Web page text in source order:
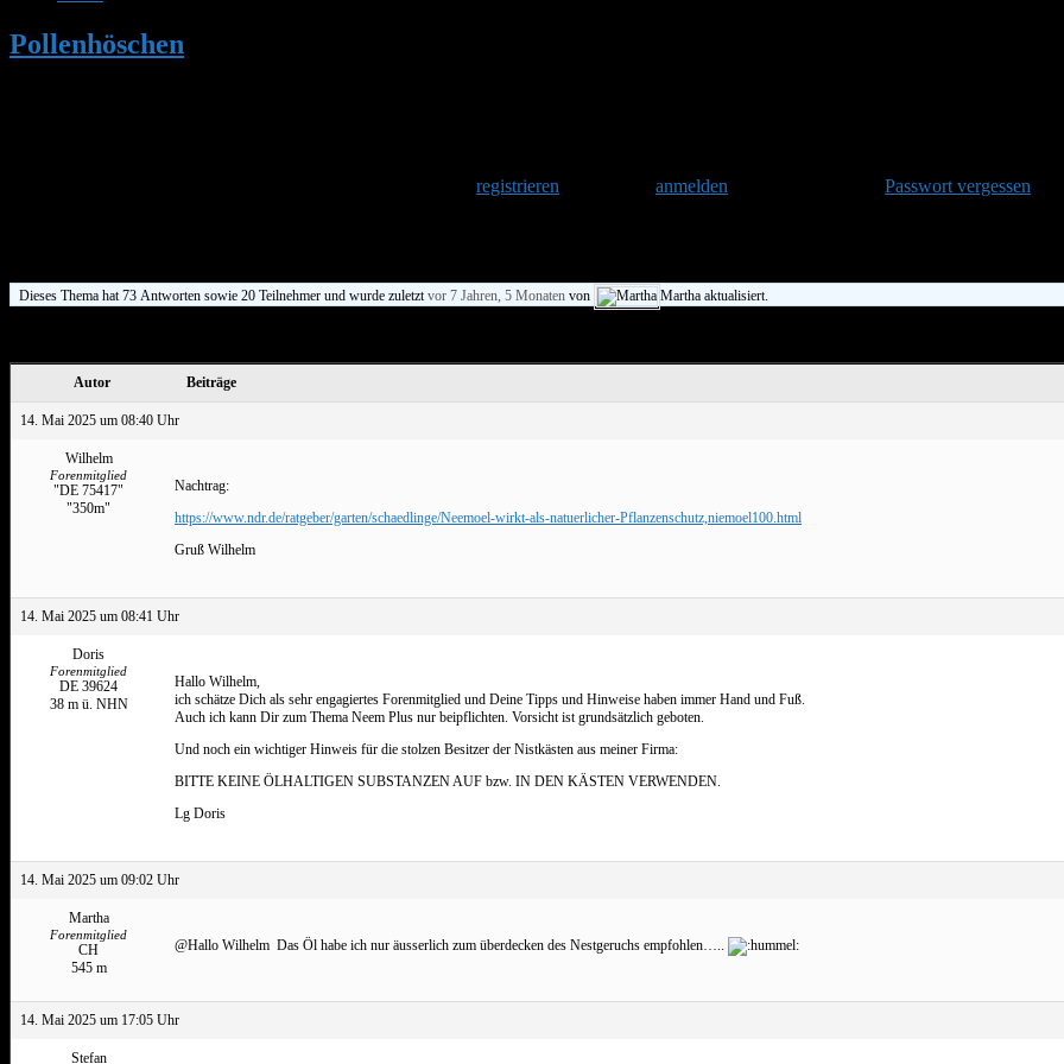
Pollenhöschen
registrieren anmelden Passwort vergessen
Dieses Thema hat 73 Antworten sowie 20 Teilnehmer und wurde zuletztvor 7 Jahren, 5 Monaten von Martha aktualisiert.
Autor Beiträge
14. Mai 2025 um 08:40 Uhr
Wilhelm
Forenmitglied
"DE 75417"
"350m"
Nachtrag:
https://www.ndr.de/ratgeber/garten/schaedlinge/Neemoel-wirkt-als-natuerlicher-Pflanzenschutz,niemoel100.html
Gruß Wilhelm
14. Mai 2025 um 08:41 Uhr
Doris
Forenmitglied
DE 39624
38 m ü. NHN
Hallo Wilhelm,
ich schätze Dich als sehr engagiertes Forenmitglied und Deine Tipps und Hinweise haben immer Hand und Fuß.
Auch ich kann Dir zum Thema Neem Plus nur beipflichten. Vorsicht ist grundsätzlich geboten.
Und noch ein wichtiger Hinweis für die stolzen Besitzer der Nistkästen aus meiner Firma:
BITTE KEINE ÖLHALTIGEN SUBSTANZEN AUF bzw. IN DEN KÄSTEN VERWENDEN.
Lg Doris
14. Mai 2025 um 09:02 Uhr
Martha
Forenmitglied
CH
545 m
@Hallo Wilhelm Das Öl habe ich nur äusserlich zum überdecken des Nestgeruchs empfohlen…..
14. Mai 2025 um 17:05 Uhr
Stefan